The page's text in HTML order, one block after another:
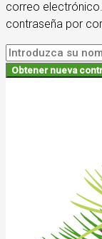
correo
contraseña por
Obtener nueva